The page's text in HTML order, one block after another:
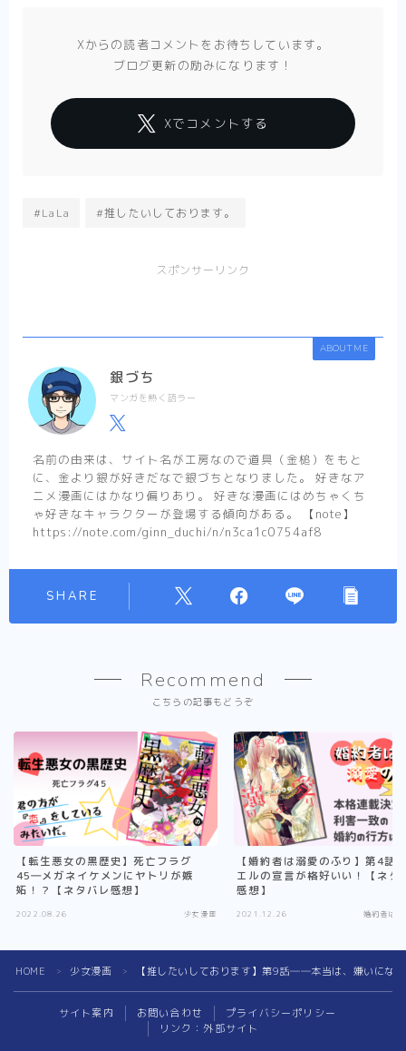
Xからの読者コメントをお待ちしています。
ブログ更新の励みになります！
Xでコメントする
#LaLa #推したいしております。
スポンサーリンク
ABOUT ME
銀づち
マンガを熱く語ラー
名前の由来は、サイト名が工房なので道具（金槌）をもと
に、金より銀が好きだなで銀づちとなりました。 好きなア
ニメ漫画にはかなり偏りあり。 好きな漫画にはめちゃくち
ゃ好きなキャラクターが登場する傾向がある。 【note】
https://note.com/ginn_duchi/n/n3ca1c0754af8
SHARE
Recommend
こちらの記事もどうぞ
【転生悪女の黒歴史】死亡フラグ
45―メガネイケメンにヤトリが嫉
妬！？【ネタバレ感想】
2022.08.26 少女漫画
【婚約者は溺愛のふり】第4話
エルの宣言が格好いい！【ネタ
感想】
2021.12.26 婚約者は
HOME ＞ 少女漫画 ＞ 【推したいしております】第9話――本当は、嫌いにな
サイト案内 お問い合わせ
プライバシーポリシー
リンク：外部サイト